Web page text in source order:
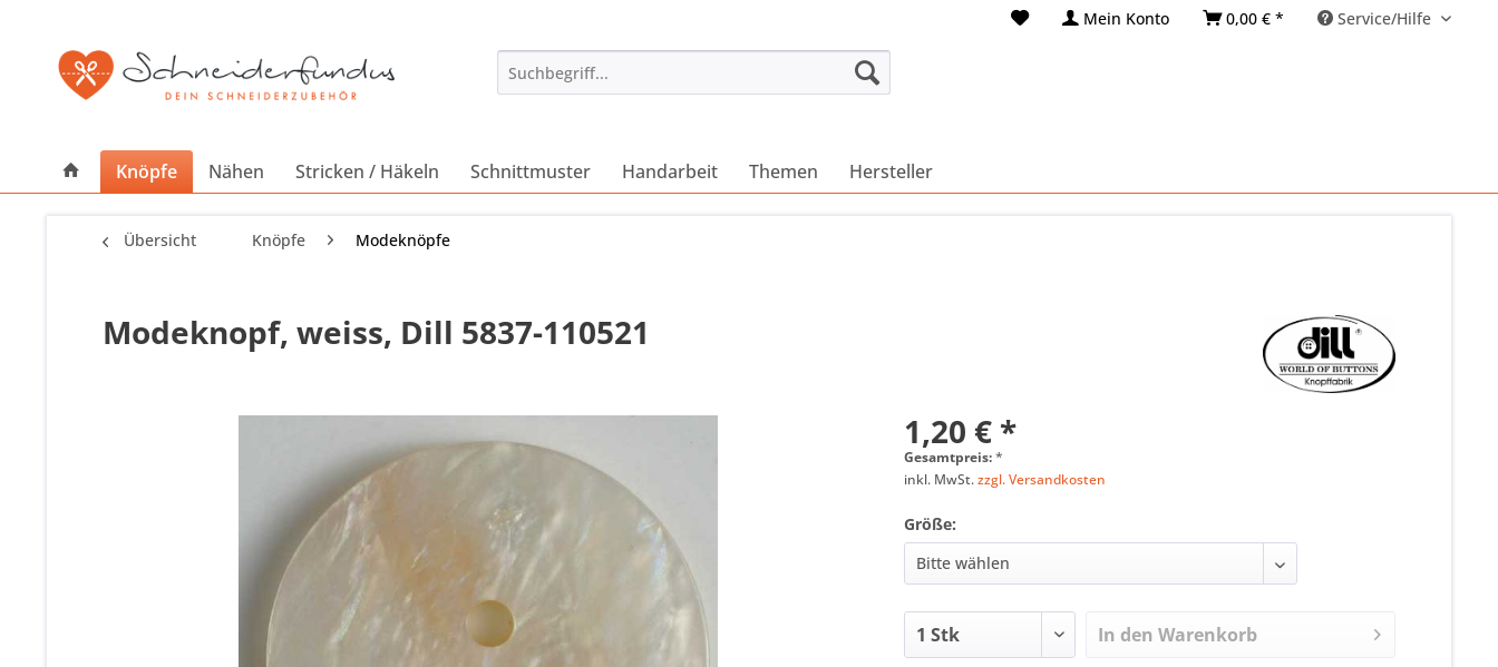
Mein Konto 0,00 € * Service/Hilfe
Knöpfe Nähen Stricken / Häkeln Schnittmuster Handarbeit Themen Hersteller
Übersicht Knöpfe Modeknöpfe
Modeknopf, weiss, Dill 5837-110521
1,20 € *
Gesamtpreis:*
inkl. MwSt.zzgl. Versandkosten
Größe:
In den Warenkorb